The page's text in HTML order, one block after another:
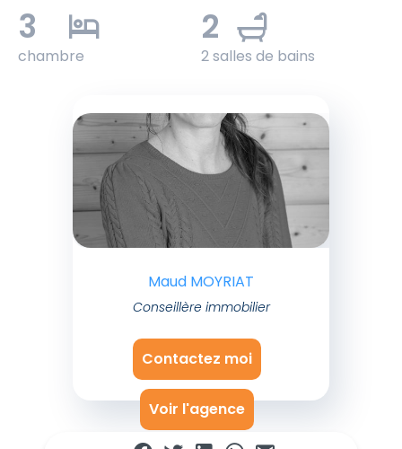
3
chambre
2
2 salles de bains
Maud MOYRIAT
Conseillère immobilier
Contactez moi
Voir l'agence